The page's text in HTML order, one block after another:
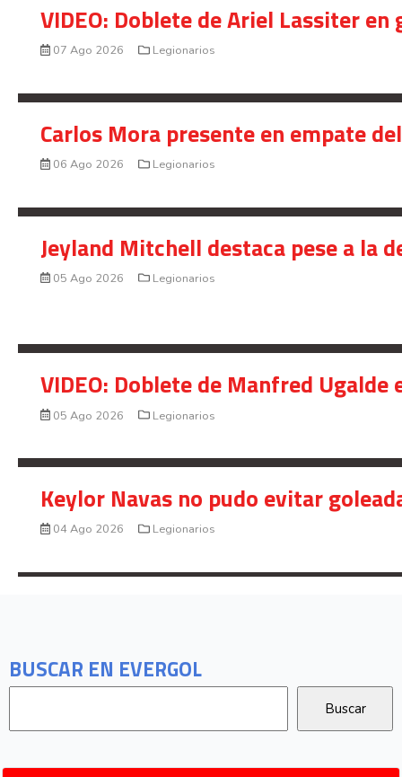
BUSCAR EN EVERGOL
VIDEO: Doblete de Ariel Lassiter
07 Ago 2026 Legionarios
Carlos Mora presente en empate
06 Ago 2026 Legionarios
Jeyland Mitchell destaca pese a la
05 Ago 2026 Legionarios
VIDEO: Doblete de Manfred
05 Ago 2026 Legionarios
Keylor Navas no pudo evitar
04 Ago 2026 Legionarios